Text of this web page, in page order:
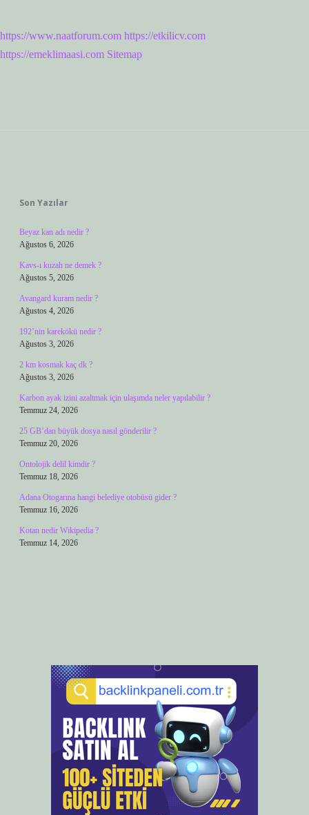
https://www.naatforum.com https://etkilicv.com
https://emeklimaasi.com Sitemap
Son Yazılar
Beyaz kan adı nedir ?
Ağustos 6, 2026
Kavs-ı kuzah ne demek ?
Ağustos 5, 2026
Avangard kuram nedir ?
Ağustos 4, 2026
192’nin karekökü nedir ?
Ağustos 3, 2026
2 km kosmak kaç dk ?
Ağustos 3, 2026
Karbon ayak izini azaltmak için ulaşımda neler yapılabilir ?
Temmuz 24, 2026
25 GB’dan büyük dosya nasıl gönderilir ?
Temmuz 20, 2026
Ontolojik delil kimdir ?
Temmuz 18, 2026
Adana Otogarına hangi belediye otobüsü gider ?
Temmuz 16, 2026
Kotan nedir Wikipedia ?
Temmuz 14, 2026